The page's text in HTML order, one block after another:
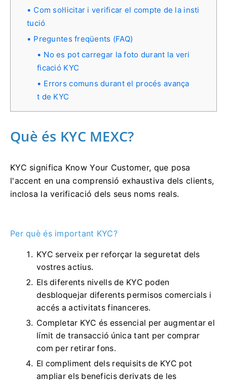
Com sol·licitar i verificar el compte de la insti
tució
Preguntes freqüents (FAQ)
No es pot carregar la foto durant la veri
ficació KYC
Errors comuns durant el procés avança
t de KYC
Què és KYC MEXC?
KYC significa Know Your Customer, que posa
l'accent en una comprensió exhaustiva dels clients,
inclosa la verificació dels seus noms reals.
Per què és important KYC?
KYC serveix per reforçar la seguretat dels
vostres actius.
Els diferents nivells de KYC poden
desbloquejar diferents permisos comercials i
accés a activitats financeres.
Completar KYC és essencial per augmentar el
límit de transacció única tant per comprar
com per retirar fons.
El compliment dels requisits de KYC pot
ampliar els beneficis derivats de les